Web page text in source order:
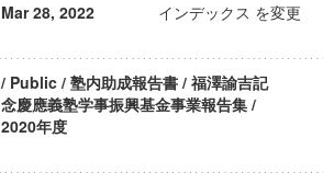
Mar 28, 2022 インデックス を変更
/ Public / 塾内助成報告書 / 福澤諭吉記
念慶應義塾学事振興基金事業報告集 /
2020年度